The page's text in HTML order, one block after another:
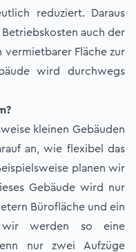
reduziert. Daraus
auch der
vermietbarer Fläche zur
wird durchwegs
kleinen Gebäuden
an, wie flexibel das
planen wir
Gebäude wird nur
Bürofläche und ein
wir werden so eine
nur zwei Aufzüge